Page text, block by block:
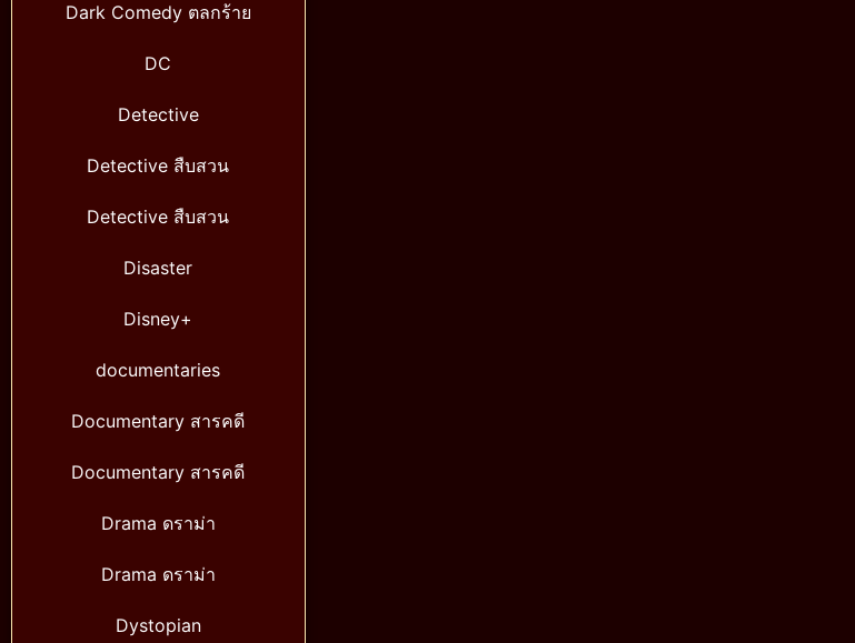
Dark Comedy ตลกร้าย
DC
Detective
Detective สืบสวน
Detective สืบสวน
Disaster
Disney+
documentaries
Documentary สารคดี
Documentary สารคดี
Drama ดราม่า
Drama ดราม่า
Dystopian